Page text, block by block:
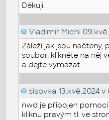
Děkuji.
Vladimír Michl
Záleží jak jsou načteny,
soubor, klikněte na něj
a dejte vymazat.
sisovka 13.kvě.2024 v
nwd je připojen pomocí
kliknu pravým tl. ve